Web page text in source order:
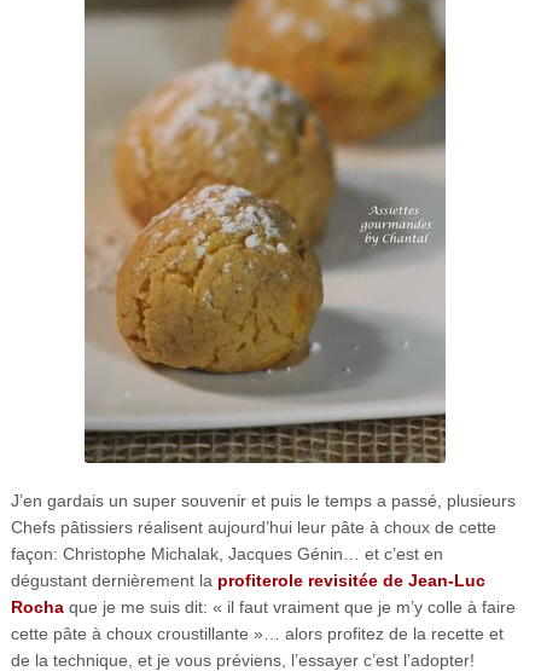
J’en gardais un super souvenir et puis le temps a passé, plusieurs
Chefs pâtissiers réalisent aujourd’hui leur pâte à choux de cette
façon: Christophe Michalak, Jacques Génin… et c’est en
dégustant dernièrement la profiterole revisitée de Jean-Luc
Rochaque je me suis dit: « il faut vraiment que je m’y colle à faire
cette pâte à choux croustillante »… alors profitez de la recette et
de la technique, et je vous préviens, l’essayer c’est l’adopter!